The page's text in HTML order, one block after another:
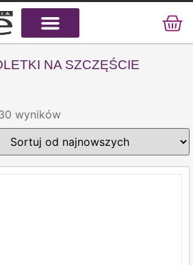
NA SZCZĘŚCIE
wyników